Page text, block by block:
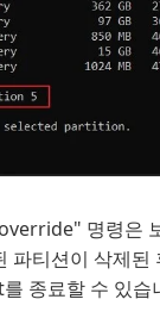
명령은
파티션이 삭제
종료할 수 있습